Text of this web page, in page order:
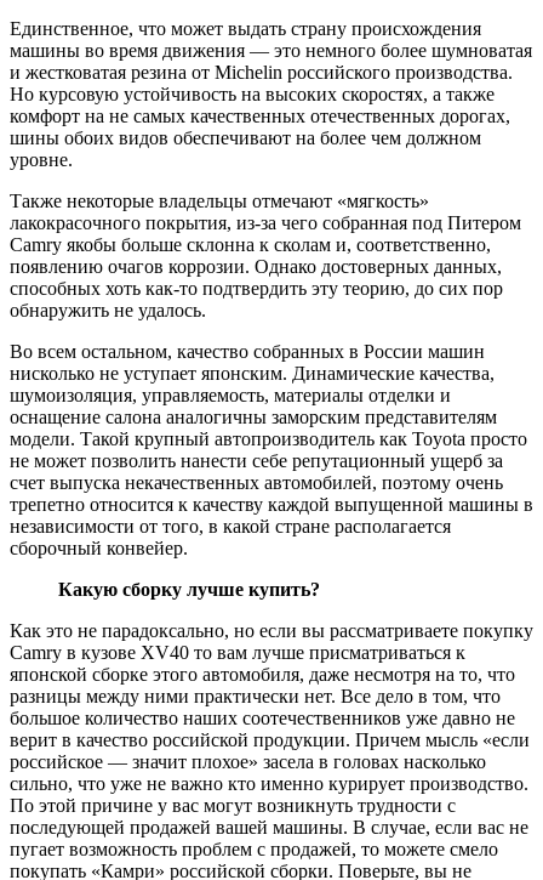
Единственное, что может выдать страну происхождения
машины во время движения — это немного более шумноватая
и жестковатая резина от Michelin российского производства.
Но курсовую устойчивость на высоких скоростях, а также
комфорт на не самых качественных отечественных дорогах,
шины обоих видов обеспечивают на более чем должном
уровне.
Также некоторые владельцы отмечают «мягкость»
лакокрасочного покрытия, из-за чего собранная под Питером
Camry якобы больше склонна к сколам и, соответственно,
появлению очагов коррозии. Однако достоверных данных,
способных хоть как-то подтвердить эту теорию, до сих пор
обнаружить не удалось.
Во всем остальном, качество собранных в России машин
нисколько не уступает японским. Динамические качества,
шумоизоляция, управляемость, материалы отделки и
оснащение салона аналогичны заморским представителям
модели. Такой крупный автопроизводитель как Toyota просто
не может позволить нанести себе репутационный ущерб за
счет выпуска некачественных автомобилей, поэтому очень
трепетно относится к качеству каждой выпущенной машины в
независимости от того, в какой стране располагается
сборочный конвейер.
Какую сборку лучше купить?
Как это не парадоксально, но если вы рассматриваете покупку
Camry в кузове XV40 то вам лучше присматриваться к
японской сборке этого автомобиля, даже несмотря на то, что
разницы между ними практически нет. Все дело в том, что
большое количество наших соотечественников уже давно не
верит в качество российской продукции. Причем мысль «если
российское — значит плохое» засела в головах насколько
сильно, что уже не важно кто именно курирует производство.
По этой причине у вас могут возникнуть трудности с
последующей продажей вашей машины. В случае, если вас не
пугает возможность проблем с продажей, то можете смело
покупать «Камри» российской сборки. Поверьте, вы не